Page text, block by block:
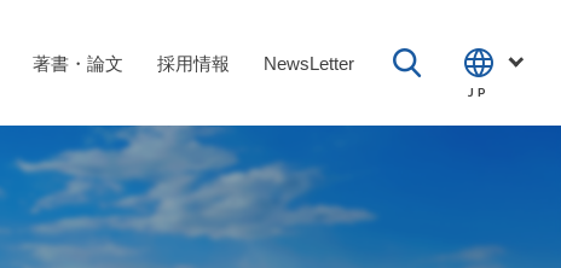
著書・論文 採用情報 NewsLetter
JP